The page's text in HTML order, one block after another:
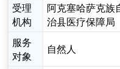
受理
机构
阿克塞哈萨克族
治县医疗保障局
服务
对象
自然人